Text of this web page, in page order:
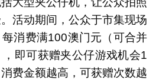
活动期间，公众于市集现场
消费满100澳门元（可合并
即可获赠夹公仔游戏机会1
费金额越高，可获赠次数越